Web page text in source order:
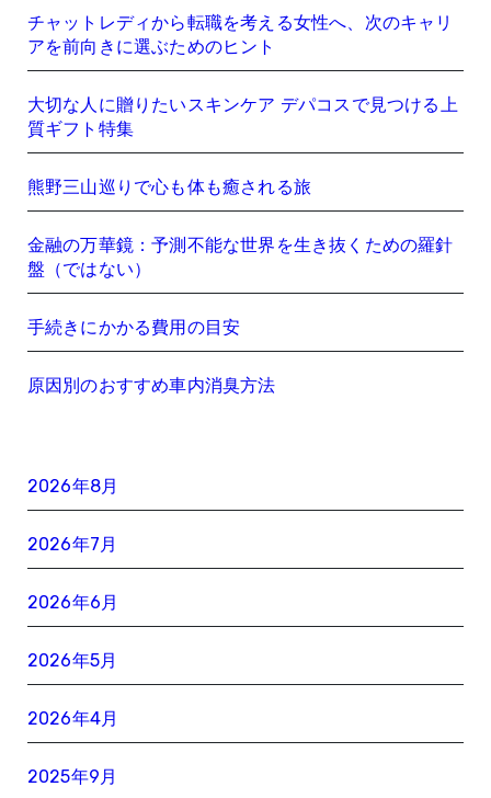
チャットレディから転職を考える女性へ、次のキャリ
アを前向きに選ぶためのヒント
大切な人に贈りたいスキンケア デパコスで見つける上
質ギフト特集
熊野三山巡りで心も体も癒される旅
金融の万華鏡：予測不能な世界を生き抜くための羅針
盤（ではない）
手続きにかかる費用の目安
原因別のおすすめ車内消臭方法
2026年8月
2026年7月
2026年6月
2026年5月
2026年4月
2025年9月